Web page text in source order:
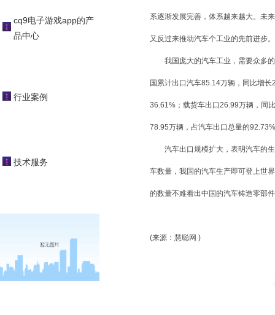
cq9电子游戏app的产
品中心
行业案例
技术服务
系逐渐发展完善，体系越来越大。未
又反过来推动汽车个工业的先前进步。
我国庞大的汽车工业，需要众多的
国累计出口汽车85.14万辆，同比增
36.61%；载货车出口26.99万辆，同
78.95万辆，占汽车出口总量的
汽车出口规模扩大，表明汽车的生
车数量，我国的汽车生产即可登上世
的数量不难看出中国的汽车铸造零部
(来源：慧聪网 )